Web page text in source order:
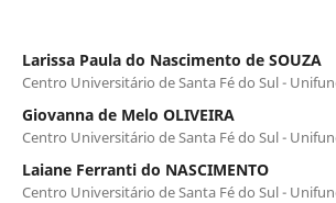
Larissa Paula do Nascimento de SOUZA
Centro Universitário de Santa Fé do Sul -
Giovanna de Melo OLIVEIRA
Centro Universitário de Santa Fé do Sul -
Laiane Ferranti do NASCIMENTO
Centro Universitário de Santa Fé do Sul -